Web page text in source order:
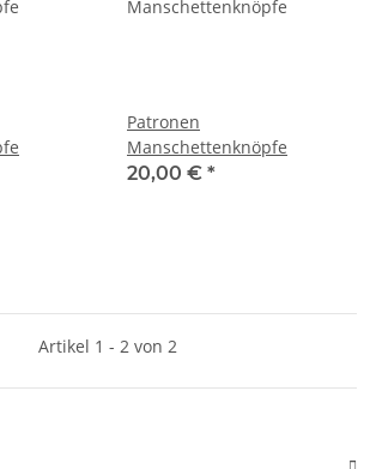
Patronen
Manschettenknöpfe
20,00 € *
Artikel 1 - 2 von 2